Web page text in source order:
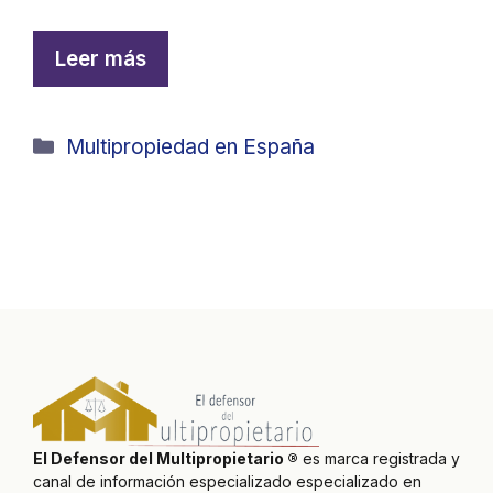
Leer más
Categorías
Multipropiedad en España